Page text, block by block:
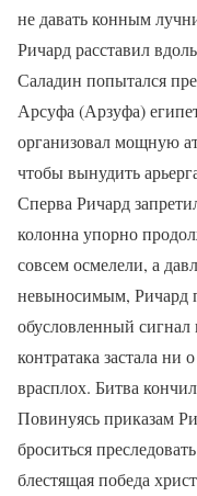
не давать конным
Ричард расставил
Саладин попытался
Арсуфа (Арзуфа)
организовал мощную
чтобы вынудить
Сперва Ричард
колонна упорно
совсем осмелели, а
невыносимым, Ричард
обусловленный сигнал
контратака застала
врасплох. Битва
Повинуясь приказам
броситься
блестящая победа